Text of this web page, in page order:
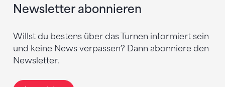
Newsletter abonnieren
Willst du bestens über das Turnen informiert sein
und keine News verpassen? Dann abonniere den
Newsletter.